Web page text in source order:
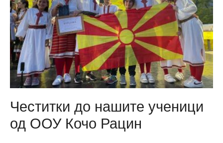
на
ЗЕЛС
Честитки до нашите ученици
од ООУ Кочо Рацин